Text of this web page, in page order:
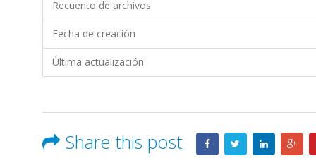
S.A.
Recuento de archivos
Fecha de creación
Última actualización
Share this post